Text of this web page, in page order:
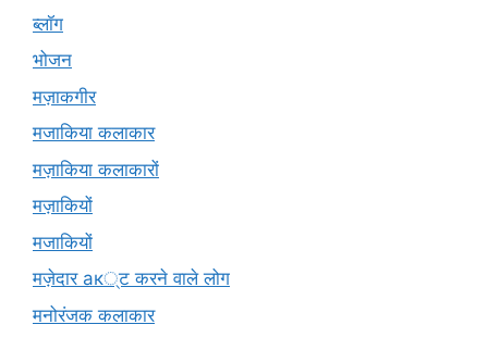
ब्लॉग
भोजन
मज़ाकगीर
मजाकिया कलाकार
मज़ाकिया कलाकारों
मज़ाकियों
मजाकियों
मज़ेदार ак्ट करने वाले लोग
मनोरंजक कलाकार